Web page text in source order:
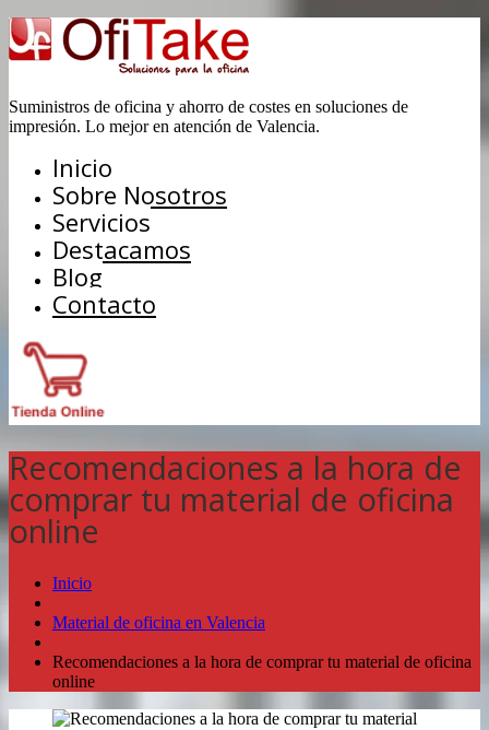
Suministros de oficina y ahorro de costes en soluciones de
impresión. Lo mejor en atención de Valencia.
Inicio
Sobre Nosotros
Servicios
Destacamos
Blog
Contacto
Recomendaciones a la hora de
comprar tu material de oficina
online
Inicio
Material de oficina en Valencia
Recomendaciones a la hora de comprar tu material de oficina
online